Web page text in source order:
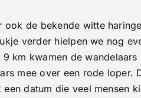
de bekende witte
verder hielpen we nog
km kwamen de
mee over een rode loper.
datum die veel mensen